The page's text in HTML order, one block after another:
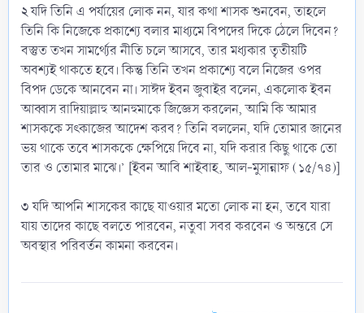
২যদি তিনি এ পর্যায়ের লোক নন, যার কথা শাসক শুনবেন, তাহলে
তিনি কি নিজেকে প্রকাশ্যে বলার মাধ্যমে বিপদের দিকে ঠেলে দিবেন?
বস্তুত তখন সামর্থ্যের নীতি চলে আসবে, তার মধ্যকার তৃতীয়টি
অবশ্যই থাকতে হবে। কিন্তু তিনি তখন প্রকাশ্যে বলে নিজের ওপর
বিপদ ডেকে আনবেন না। সাঈদ ইবন জুবাইর বলেন, একলোক ইবন
আব্বাস রাদিয়াল্লাহু আনহুমাকে জিজ্ঞেস করলেন, আমি কি আমার
শাসককে সৎকাজের আদেশ করব? তিনি বললেন, যদি তোমার জানের
ভয় থাকে তবে শাসককে ক্ষেপিয়ে দিবে না, যদি করার কিছু থাকে তো
তার ও তোমার মাঝে।’ [ইবন আবি শাইবাহ, আল-মুসান্নাফ (১৫/৭৪)]
৩যদি আপনি শাসকের কাছে যাওয়ার মতো লোক না হন, তবে যারা
যায় তাদের কাছে বলতে পারবেন, নতুবা সবর করবেন ও অন্তরে সে
অবস্থার পরিবর্তন কামনা করবেন।